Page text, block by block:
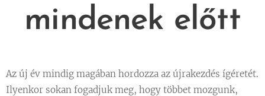
mindenek előtt
Az új év mindig magában hordozza az újrakezdés ígéretét.
Ilyenkor sokan fogadjuk meg, hogy többet mozgunk,